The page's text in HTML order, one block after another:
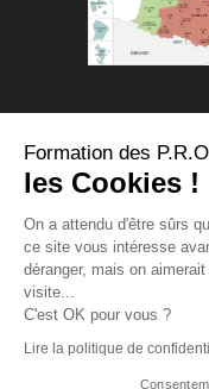
Copyrights
Conditions
Conditions
Formation des P.R.O
les Cookies !
On a attendu d'être sûrs
ce site vous intéresse
déranger, mais on
visite...
C'est OK pour vous ?
Lire la politique de